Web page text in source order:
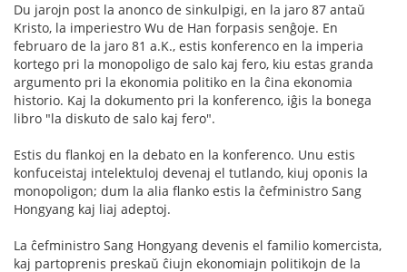
Du jarojn post la anonco de sinkulpigi, en la jaro 87 antaŭ
Kristo, la imperiestro Wu de Han forpasis senĝoje. En
februaro de la jaro 81 a.K., estis konferenco en la imperia
kortego pri la monopoligo de salo kaj fero, kiu estas granda
argumento pri la ekonomia politiko en la ĉina ekonomia
historio. Kaj la dokumento pri la konferenco, iĝis la bonega
libro "la diskuto de salo kaj fero".
Estis du flankoj en la debato en la konferenco. Unu estis
konfuceistaj intelektuloj devenaj el tutlando, kiuj oponis la
monopoligon; dum la alia flanko estis la ĉefministro Sang
Hongyang kaj liaj adeptoj.
La ĉefministro Sang Hongyang devenis el familio komercista,
kaj partoprenis preskaŭ ĉiujn ekonomiajn politikojn de la